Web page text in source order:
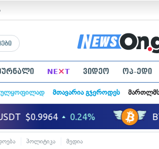
NE×T ვიდეო ოპ-ედი
მთავარია გჯეროდეს
პოლიტიკა მედია